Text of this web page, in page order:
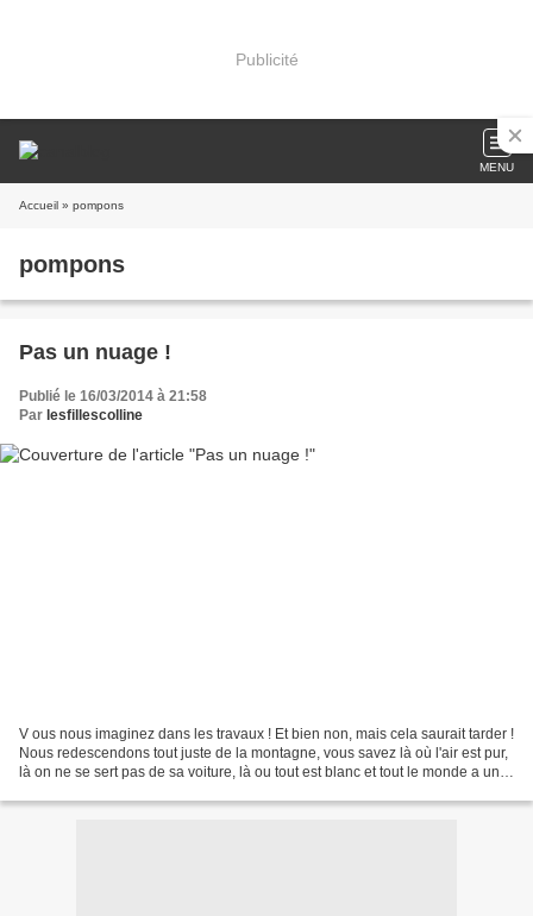
Publicité
MENU
Accueil » pompons
pompons
Pas un nuage !
Publié le 16/03/2014 à 21:58
Par lesfillescolline
V ous nous imaginez dans les travaux ! Et bien non, mais cela saurait tarder !
Nous redescendons tout juste de la montagne, vous savez là où l'air est pur,
là on ne se sert pas de sa voiture, là ou tout est blanc et tout le monde a un